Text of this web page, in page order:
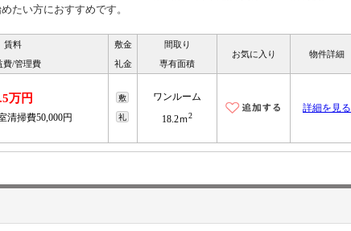
たい方におすすめです。
賃料
費/管理費
敷金
礼金
間取り
専有面積
お気に入り 物件詳細
万円
清掃費50,000円
敷
礼
ワンルーム
18.2ｍ2
詳細を見る